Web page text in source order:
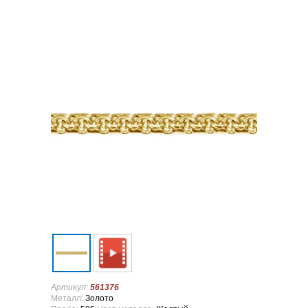
Артикул: 561376
Металл: Золото